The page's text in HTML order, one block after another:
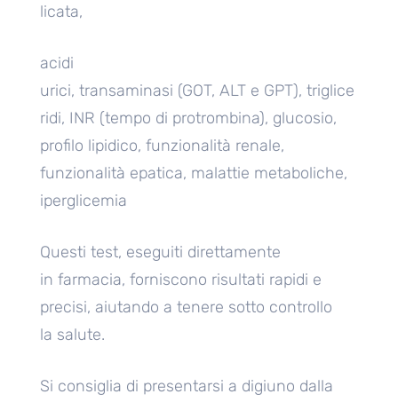
licata,
acidi
urici, transaminasi (GOT, ALT e GPT), triglice
ridi, INR (tempo di protrombina), glucosio,
profilo lipidico, funzionalità renale,
funzionalità epatica, malattie metaboliche,
iperglicemia
Questi test, eseguiti direttamente
in farmacia, forniscono risultati rapidi e
precisi, aiutando a tenere sotto controllo
la salute.
Si consiglia di presentarsi a digiuno dalla